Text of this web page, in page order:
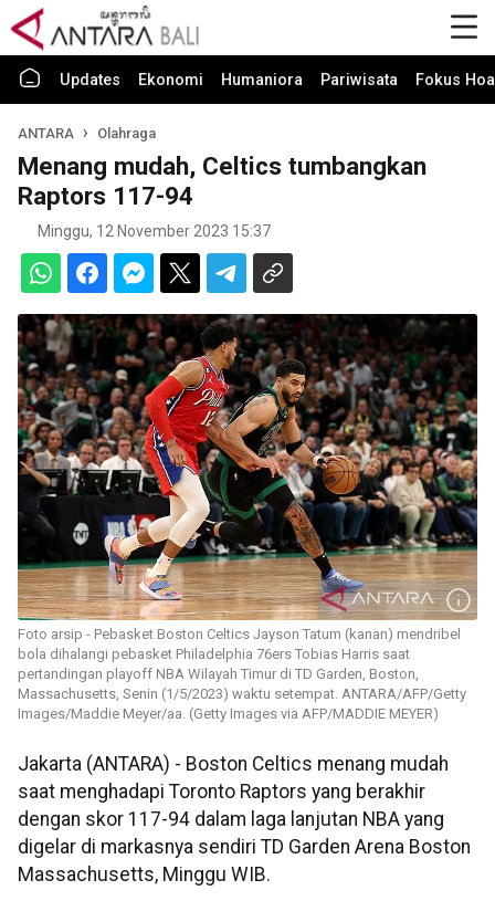
Updates Ekonomi Humaniora Pariwisata Fokus
ANTARA Olahraga
Menang mudah, Celtics tumbangkan
Raptors 117-94
Minggu, 12 November 2023 15:37
Foto arsip - Pebasket Boston Celtics Jayson Tatum (kanan) mendribel
bola dihalangi pebasket Philadelphia 76ers Tobias Harris saat
pertandingan playoff NBA Wilayah Timur di TD Garden, Boston,
Massachusetts, Senin (1/5/2023) waktu setempat. ANTARA/AFP/Getty
Images/Maddie Meyer/aa. (Getty Images via AFP/MADDIE MEYER)
Jakarta (ANTARA) - Boston Celtics menang mudah
saat menghadapi Toronto Raptors yang berakhir
dengan skor 117-94 dalam laga lanjutan NBA yang
digelar di markasnya sendiri TD Garden Arena Boston
Massachusetts, Minggu WIB.